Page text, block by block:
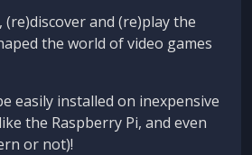
, (re)discover and (re)play the
the world of video games
easily installed on inexpensive
the Raspberry Pi, and even
or not)!